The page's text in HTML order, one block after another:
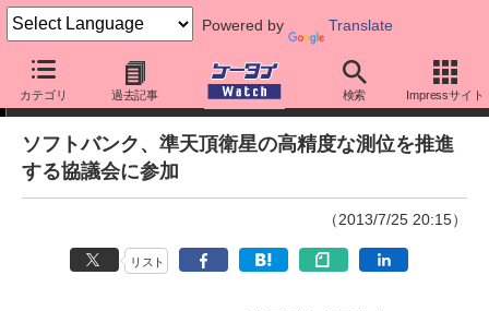
Powered by Translate
カテゴリ 過去記事 検索 Impressサイト
ニュース
ソフトバンク、準天頂衛星の高精度な測位を推進
する協議会に参加
（2013/7/25 20:15）
リスト